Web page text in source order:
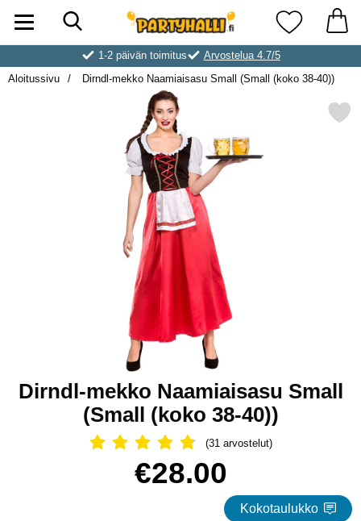
Ostoskori laajennettu Partyhallen AB
Suosikkini
1-2 päivän toimitus
Arvostelua 4.7/5
Aloitussivu
Dirndl-mekko Naamiaisasu Small (Small (koko 38-40))
Merkitse dirndl-mekko Naamiaisasu
Dirndl-mekko Naamiaisasu Small
(Small (koko 38-40))
Arvostelu: 4.81 Tähdet, Ohita kaikki
(31 arvostelut)
hinta
€28.00
Kokotaulukko